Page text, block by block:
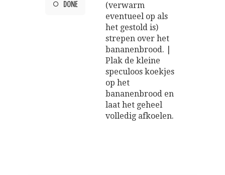
DONE
(verwarm
eventueel op als
het gestold is)
strepen over het
bananenbrood. |
Plak de kleine
speculoos koekjes
op het
bananenbrood en
laat het geheel
volledig afkoelen.